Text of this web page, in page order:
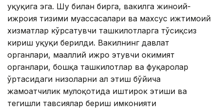
ҳуқуқига эга. Шу билан бирга, вакилга жиноий-
ижроия тизими муассасалари ва махсус ижтимоий
хизматлар кўрсатувчи ташкилотларга тўсиқсиз
кириш ҳуқуқи берилди. Вакилнинг давлат
органлари, маҳаллий ижро этувчи ҳокимият
органлари, бошқа ташкилотлар ва фуқаролар
ўртасидаги низоларни ҳал этиш бўйича
жамоатчилик мулоқотида иштирок этиши ва
тегишли тавсиялар бериш имконияти